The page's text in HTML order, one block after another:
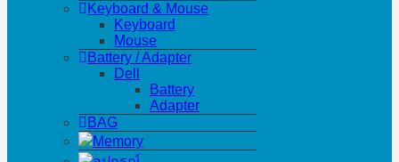
Keyboard & Mouse
Keyboard
Mouse
Battery / Adapter
Dell
Battery
Adapter
BAG
Memory